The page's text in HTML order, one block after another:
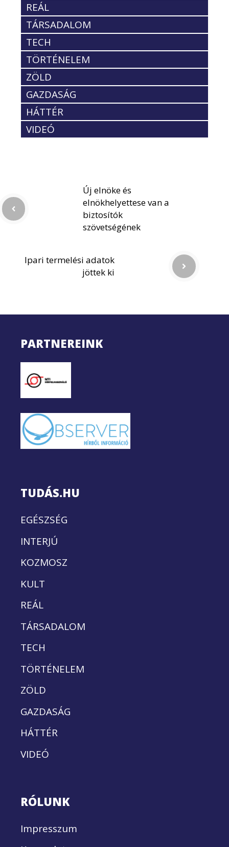
REÁL
TÁRSADALOM
TECH
TÖRTÉNELEM
ZÖLD
GAZDASÁG
HÁTTÉR
VIDEÓ
Új elnöke és
elnökhelyettese van a
biztosítók
szövetségének
Ipari termelési adatok
jöttek ki
PARTNEREINK
TUDÁS.HU
EGÉSZSÉG
INTERJÚ
KOZMOSZ
KULT
REÁL
TÁRSADALOM
TECH
TÖRTÉNELEM
ZÖLD
GAZDASÁG
HÁTTÉR
VIDEÓ
RÓLUNK
Impresszum